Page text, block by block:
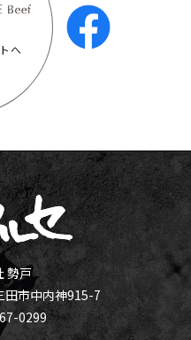
へ
勢戸
田市中内神915-7
0299